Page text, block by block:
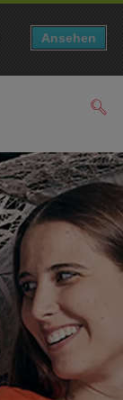
Ansehen